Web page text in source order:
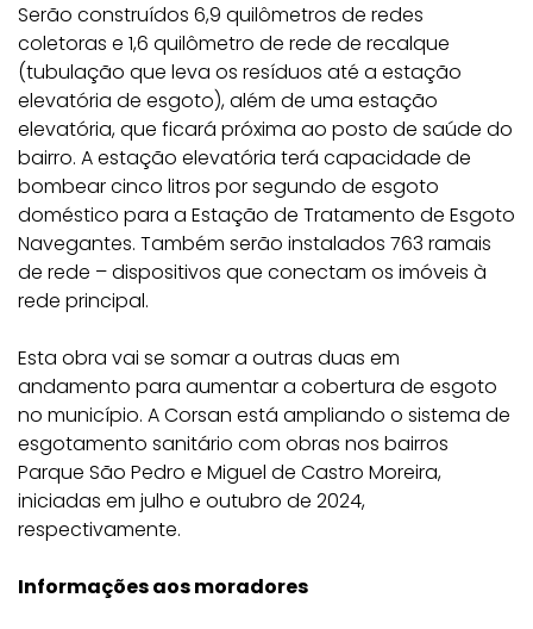
Serão construídos 6,9 quilômetros de redes
coletoras e 1,6 quilômetro de rede de recalque
(tubulação que leva os resíduos até a estação
elevatória de esgoto), além de uma estação
elevatória, que ficará próxima ao posto de saúde do
bairro. A estação elevatória terá capacidade de
bombear cinco litros por segundo de esgoto
doméstico para a Estação de Tratamento de Esgoto
Navegantes. Também serão instalados 763 ramais
de rede – dispositivos que conectam os imóveis à
rede principal.
Esta obra vai se somar a outras duas em
andamento para aumentar a cobertura de esgoto
no município. A Corsan está ampliando o sistema de
esgotamento sanitário com obras nos bairros
Parque São Pedro e Miguel de Castro Moreira,
iniciadas em julho e outubro de 2024,
respectivamente.
Informações aos moradores